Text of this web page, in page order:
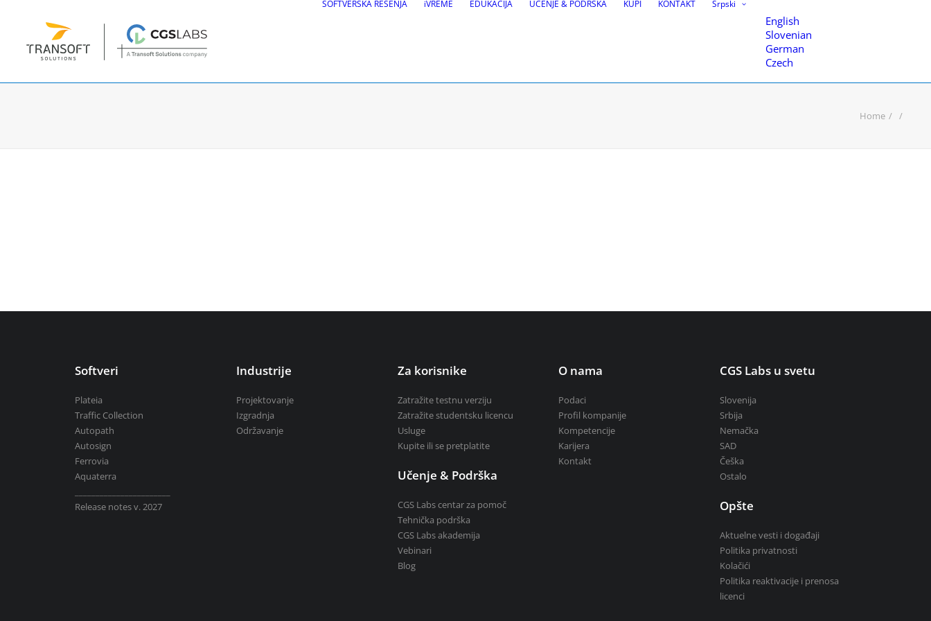
SOFTVERSKA REŠENJA iVREME EDUKACIJA UČENJE & PODRŠKA KUPI KONTAKT Srpski
English
Slovenian
German
Czech
Home
Softveri
Plateia
Traffic Collection
Autopath
Autosign
Ferrovia
Aquaterra
Release notes v. 2027
Industrije
Projektovanje
Izgradnja
Održavanje
Za korisnike
Zatražite testnu verziju
Zatražite studentsku licencu
Usluge
Kupite ili se pretplatite
Učenje & Podrška
CGS Labs centar za pomoč
Tehnička podrška
CGS Labs akademija
Vebinari
Blog
O nama
Podaci
Profil kompanije
Kompetencije
Karijera
Kontakt
CGS Labs u svetu
Slovenija
Srbija
Nemačka
SAD
Češka
Ostalo
Opšte
Aktuelne vesti i događaji
Politika privatnosti
Kolačići
Politika reaktivacije i prenosa
licenci
| 2D i 3D projektovanje
Zatražite testnu verziju